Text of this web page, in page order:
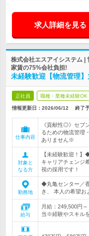
求人詳細を見る
株式会社エスアイシステム
家賃の75%会社負担!
未経験歓迎【物流管理
正社員 職種・業種未経験OK
情報更新日：2026/06/12 終了
仕事内容
《貢献性◎》セブ
るための物流管理
ありません※
対象と
なる方
【未経験歓迎！
キャリアチェンジ
視の採用です！
勤務地
◆丸亀センター／
き、 本人の希望お
給与
月給：249,500円
当※経験やスキル